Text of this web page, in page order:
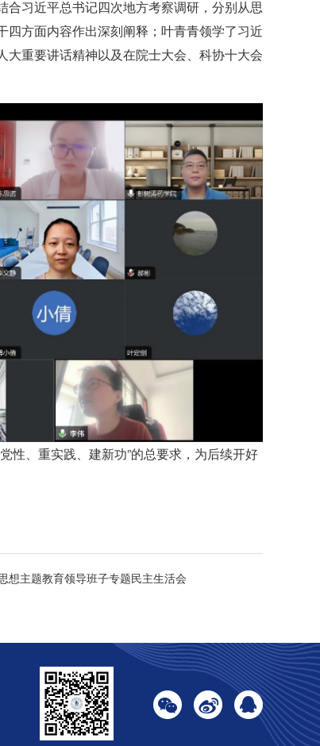
习近平总书记四次地方考察调研，分别从思
方面内容作出深刻阐释；叶青青领学了习近
重要讲话精神以及在院士大会、科协十大会
性、重实践、建新功”的总要求，为后续开好
想主题教育领导班子专题民主生活会